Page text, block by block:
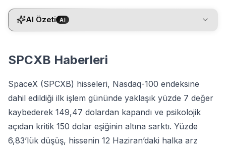
AI Özeti AI
SPCXB Haberleri
SpaceX (SPCXB) hisseleri, Nasdaq-100 endeksine
dahil edildiği ilk işlem gününde yaklaşık yüzde 7 değer
kaybederek 149,47 dolardan kapandı ve psikolojik
açıdan kritik 150 dolar eşiğinin altına sarktı. Yüzde
6,83’lük düşüş, hissenin 12 Haziran’daki halka arz